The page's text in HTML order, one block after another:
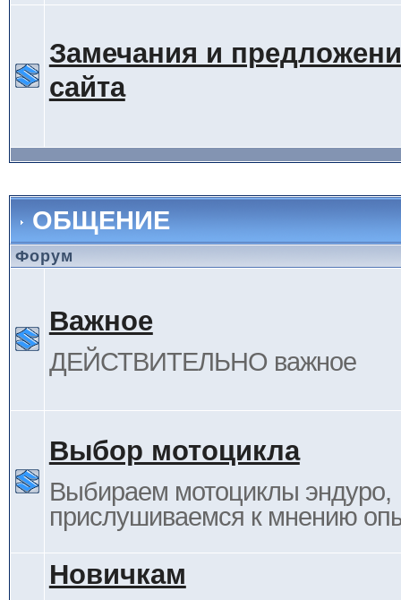
Замечания и
сайта
ОБЩЕНИЕ
Форум
Важное
ДЕЙСТВИТЕЛЬНО важное
Выбор мотоцикла
Выбираем мотоциклы эндуро,
прислушиваемся к мнению
Новичкам